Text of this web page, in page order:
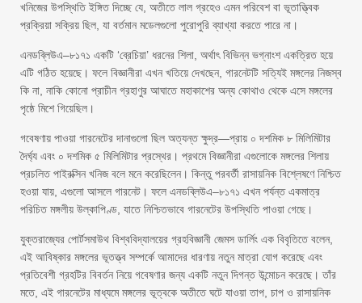
খনিজের উপস্থিতি ইঙ্গিত দিচ্ছে যে, অতীতে লাল গ্রহেও এমন পরিবেশ বা ভূতাত্ত্বিক
প্রক্রিয়া সক্রিয় ছিল, যা বর্তমান মডেলগুলো পুরোপুরি ব্যাখ্যা করতে পারে না।
এনডব্লিউএ–৮১৭১ একটি ‘ব্রেচিয়া’ ধরনের শিলা, অর্থাৎ বিভিন্ন ভগ্নাংশ একত্রিত হয়ে
এটি গঠিত হয়েছে। ফলে বিজ্ঞানীরা এখন খতিয়ে দেখছেন, গারনেটটি সত্যিই মঙ্গলের নিজস্ব
কি না, নাকি কোনো প্রাচীন গ্রহাণুর আঘাতে মহাকাশের অন্য কোথাও থেকে এসে মঙ্গলের
পৃষ্ঠে মিশে গিয়েছিল।
গবেষণায় পাওয়া গারনেটের দানাগুলো ছিল অত্যন্ত ক্ষুদ্র—প্রায় ০ দশমিক ৮ মিলিমিটার
দৈর্ঘ্য এবং ০ দশমিক ৫ মিলিমিটার প্রস্থের। প্রথমে বিজ্ঞানীরা এগুলোকে মঙ্গলের শিলায়
প্রচলিত পাইরক্সিন খনিজ বলে মনে করেছিলেন। কিন্তু পরবর্তী রাসায়নিক বিশ্লেষণে নিশ্চিত
হওয়া যায়, এগুলো আসলে গারনেট। ফলে এনডব্লিউএ–৮১৭১ এখন পর্যন্ত একমাত্র
পরিচিত মঙ্গলীয় উল্কাপিণ্ড, যাতে নিশ্চিতভাবে গারনেটের উপস্থিতি পাওয়া গেছে।
যুক্তরাজ্যের পোর্টসমাউথ বিশ্ববিদ্যালয়ের গ্রহবিজ্ঞানী জেমস ডার্লিং এক বিবৃতিতে বলেন,
এই আবিষ্কার মঙ্গলের ভূতত্ত্ব সম্পর্কে আমাদের ধারণায় নতুন মাত্রা যোগ করেছে এবং
প্রতিবেশী গ্রহটির বিবর্তন নিয়ে গবেষণার জন্য একটি নতুন দিগন্ত উন্মোচন করেছে। তাঁর
মতে, এই গারনেটের মাধ্যমে মঙ্গলের ভূত্বকে অতীতে ঘটে যাওয়া তাপ, চাপ ও রাসায়নিক